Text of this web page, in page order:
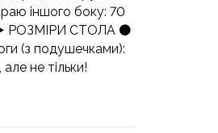
іншого боку: 70
▶️ РОЗМІРИ СТОЛА ⚫️
(з подушечками):
не тільки!